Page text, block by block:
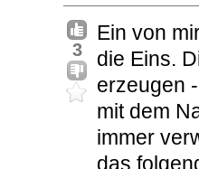
3
Ein von
die Eins.
erzeugen
mit dem
immer
das